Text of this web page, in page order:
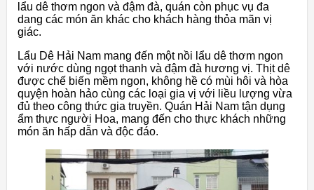
lẩu dê thơm ngon và đậm đà, quán còn phục vụ đa
dang các món ăn khác cho khách hàng thỏa mãn vị
giác.
Lẩu Dê Hải Nam mang đến một nồi lẩu dê thơm ngon
với nước dùng ngọt thanh và đậm đà hương vị. Thịt dê
được chế biến mềm ngon, không hề có mùi hôi và hòa
quyện hoàn hảo cùng các loại gia vị với liều lượng vừa
đủ theo công thức gia truyền. Quán Hải Nam tận dụng
ẩm thực người Hoa, mang đến cho thực khách những
món ăn hấp dẫn và độc đáo.